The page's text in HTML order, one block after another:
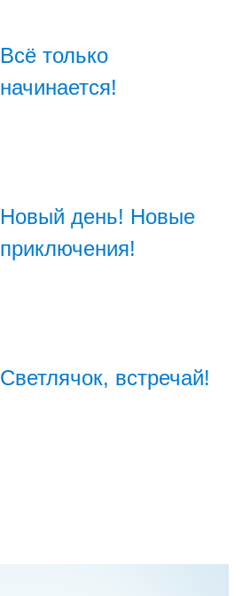
Всё только
начинается!
Новый день! Новые
приключения!
Светлячок, встречай!